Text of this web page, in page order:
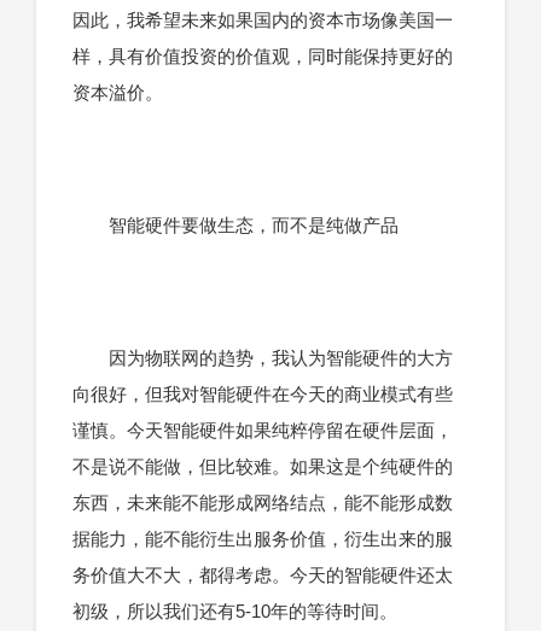
因此，我希望未来如果国内的资本市场像美国一
样，具有价值投资的价值观，同时能保持更好的
资本溢价。
智能硬件要做生态，而不是纯做产品
因为物联网的趋势，我认为智能硬件的大方
向很好，但我对智能硬件在今天的商业模式有些
谨慎。今天智能硬件如果纯粹停留在硬件层面，
不是说不能做，但比较难。如果这是个纯硬件的
东西，未来能不能形成网络结点，能不能形成数
据能力，能不能衍生出服务价值，衍生出来的服
务价值大不大，都得考虑。今天的智能硬件还太
初级，所以我们还有5-10年的等待时间。